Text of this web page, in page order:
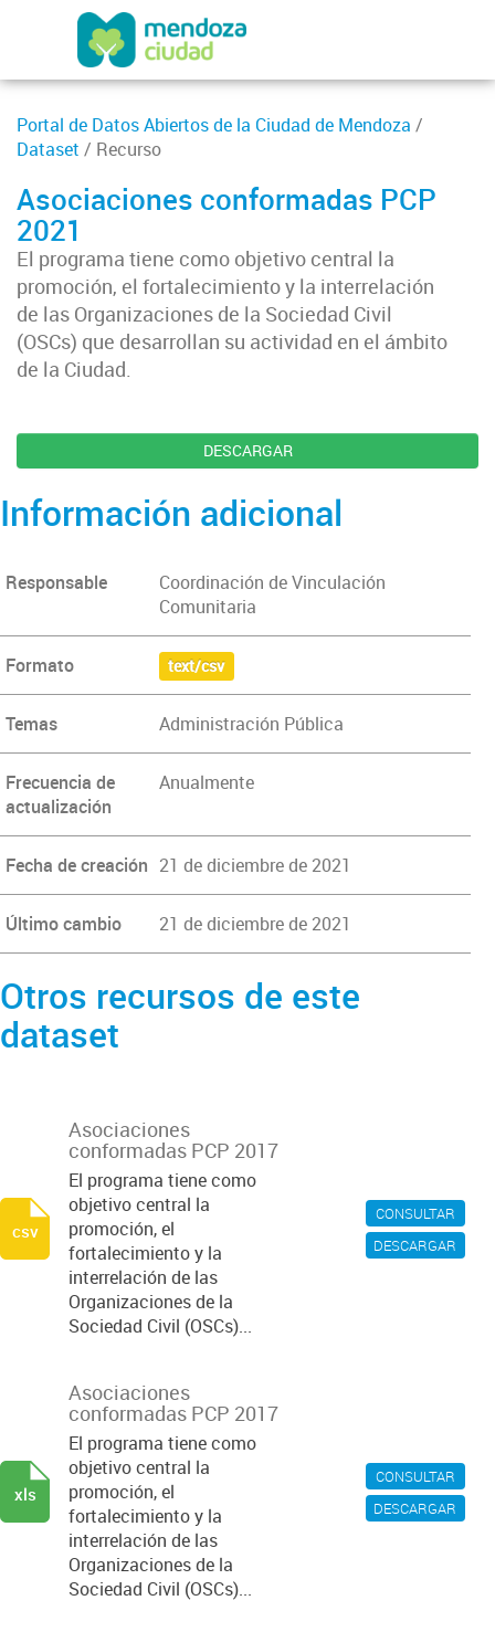
Portal de Datos Abiertos de la Ciudad de Mendoza /
Dataset / Recurso
Asociaciones conformadas PCP
2021
El programa tiene como objetivo central la
promoción, el fortalecimiento y la interrelación
de las Organizaciones de la Sociedad Civil
(OSCs) que desarrollan su actividad en el ámbito
de la Ciudad.
DESCARGAR
Información adicional
Responsable
Coordinación de Vinculación
Comunitaria
Formato text/csv
Temas Administración Pública
Frecuencia de
actualización
Anualmente
Fecha de creación 21 de diciembre de 2021
Último cambio 21 de diciembre de 2021
Otros recursos de este
dataset
CONSULTAR
DESCARGAR
Asociaciones
conformadas PCP 2017
El programa tiene como
objetivo central la
promoción, el
fortalecimiento y la
interrelación de las
Organizaciones de la
Sociedad Civil (OSCs)...
csv
CONSULTAR
DESCARGAR
Asociaciones
conformadas PCP 2017
El programa tiene como
objetivo central la
promoción, el
fortalecimiento y la
interrelación de las
Organizaciones de la
Sociedad Civil (OSCs)...
xls